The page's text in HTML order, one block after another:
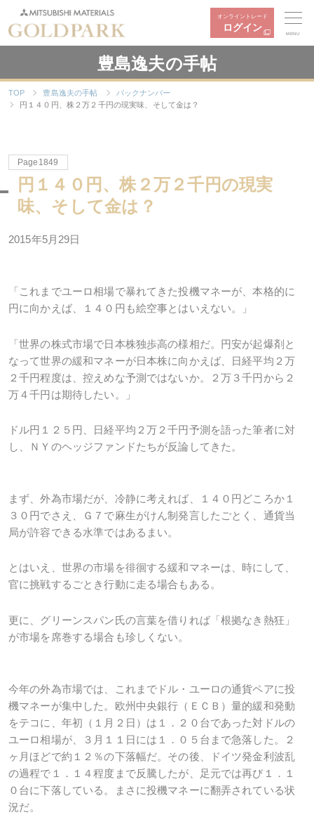
オンライントレード
ログイン
MENU
豊島逸夫の手帖
TOP 豊島逸夫の手帖
バックナンバー
円１４０円、株２万２千円の現実味、そして金は？
Page1849
円１４０円、株２万２千円の現実
味、そして金は？
2015年5月29日
「これまでユーロ相場で暴れてきた投機マネーが、本格的に
円に向かえば、１４０円も絵空事とはいえない。」
「世界の株式市場で日本株独歩高の様相だ。円安が起爆剤と
なって世界の緩和マネーが日本株に向かえば、日経平均２万
２千円程度は、控えめな予測ではないか。２万３千円から２
万４千円は期待したい。」
ドル円１２５円、日経平均２万２千円予測を語った筆者に対
し、ＮＹのヘッジファンドたちが反論してきた。
まず、外為市場だが、冷静に考えれば、１４０円どころか１
３０円でさえ、Ｇ７で麻生がけん制発言したごとく、通貨当
局が許容できる水準ではあるまい。
とはいえ、世界の市場を徘徊する緩和マネーは、時にして、
官に挑戦するごとき行動に走る場合もある。
更に、グリーンスパン氏の言葉を借りれば「根拠なき熱狂」
が市場を席巻する場合も珍しくない。
今年の外為市場では、これまでドル・ユーロの通貨ペアに投
機マネーが集中した。欧州中央銀行（ＥＣＢ）量的緩和発動
をテコに、年初（１月２日）は１．２０台であった対ドルの
ユーロ相場が、３月１１日には１．０５台まで急落した。２
ヶ月ほどで約１２％の下落幅だ。その後、ドイツ発金利波乱
の過程で１．１４程度まで反騰したが、足元では再び１．１
０台に下落している。まさに投機マネーに翻弄されている状
況だ。